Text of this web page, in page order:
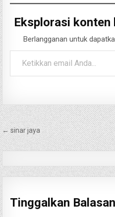
Eksplorasi
Berlangganan untuk
Ketikkan email Anda...
Navigasi
pos
← sinar jaya
Tinggalkan Balasan